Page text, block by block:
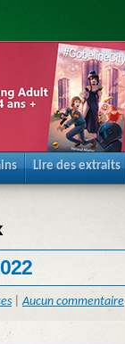
Lire des extraits
|Aucun commentaire